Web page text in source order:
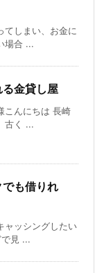
てしまい、お金に
場合 ...
金貸し屋
こんにちは 長崎
古く ...
でも借りれ
ャッシングしたい
見 ...